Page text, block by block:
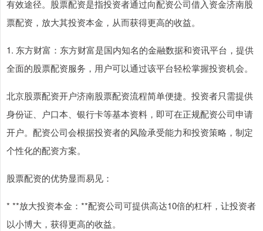
有效途径。股票配资是指投资者通过向配资公司借入资金济南股
票配资，放大其投资本金，从而获得更高的收益。
1. 东方财富：东方财富是国内知名的金融数据和资讯平台，提供
全面的股票配资服务，用户可以通过该平台轻松掌握投资机会。
北京股票配资开户济南股票配资流程简单便捷。投资者只需提供
身份证、户口本、银行卡等基本资料，即可在正规配资公司申请
开户。配资公司会根据投资者的风险承受能力和投资策略，制定
个性化的配资方案。
股票配资的优势显而易见：
* **放大投资本金：**配资公司可提供高达10倍的杠杆，让投资者
以小博大，获得更高的收益。